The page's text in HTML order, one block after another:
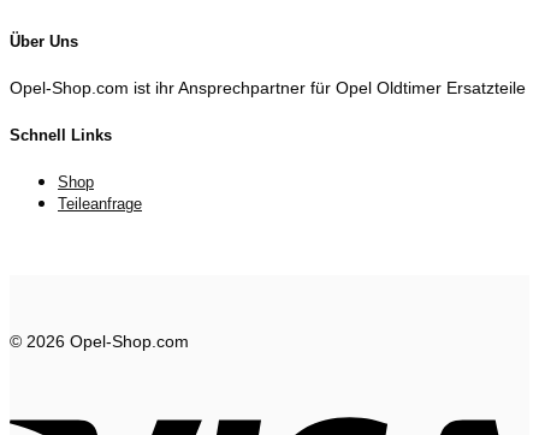
Über Uns
Opel-Shop.com ist ihr Ansprechpartner für Opel Oldtimer Ersatzteile
Schnell Links
Shop
Teileanfrage
© 2026 Opel-Shop.com